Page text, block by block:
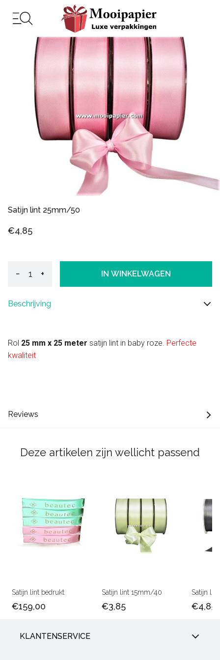
Satijn lint 25mm/50
€4,85
− + IN WINKELWAGEN
Beschrijving
Rol 25 mm x 25 meter satijn lint in baby roze. Perfecte
kwaliteit
Reviews
Deze artikelen zijn wellicht passend
Satijn lint bedrukt
€159,00
Satijn lint 15mm/40
€3,85
Satijn
€4,85
KLANTENSERVICE